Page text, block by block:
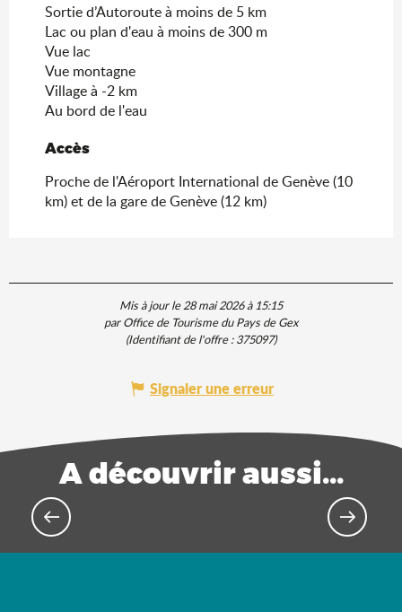
Sortie d’Autoroute à moins de 5 km
Lac ou plan d'eau à moins de 300 m
Vue lac
Vue montagne
Village à -2 km
Au bord de l'eau
Accès
Accès
Proche de l'Aéroport International de Genève (10
km) et de la gare de Genève (12 km)
Mis à jour le 28 mai 2026 à 15:15
par Office de Tourisme du Pays de Gex
(Identifiant de l'offre :375097)
Signaler une erreur
A découvrir aussi...